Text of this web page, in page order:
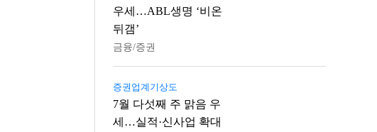
우세…ABL생명 ‘비온
뒤갬’
금융/증권
증권업계기상도
7월 다섯째 주 맑음 우
세…실적·신사업 확대